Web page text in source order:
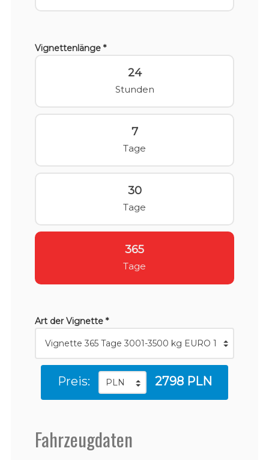
Vignettenlänge *
24
Stunden
7
Tage
30
Tage
365
Tage
Art der Vignette *
Preis: 2798 PLN
Fahrzeugdaten